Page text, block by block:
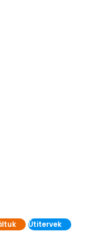
Útitervek